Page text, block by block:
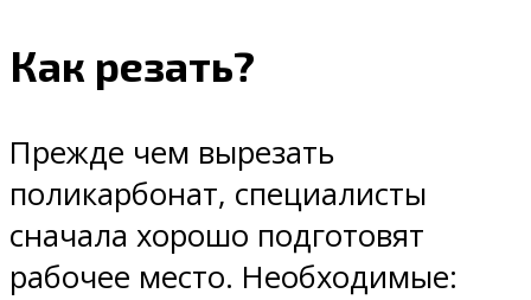
Как резать?
Прежде чем вырезать
поликарбонат, специалисты
сначала хорошо подготовят
рабочее место. Необходимые: